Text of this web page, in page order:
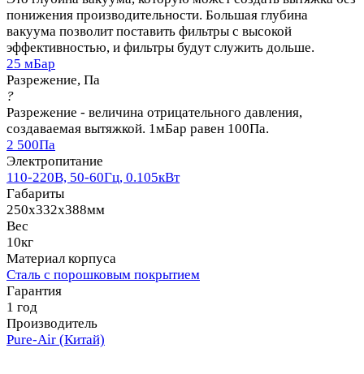
понижения производительности. Большая глубина
вакуума позволит поставить фильтры с высокой
эффективностью, и фильтры будут служить дольше.
25 мБар
Разрежение, Па
?
Разрежение - величина отрицательного давления,
создаваемая вытяжкой. 1мБар равен 100Па.
2 500Па
Электропитание
110-220В, 50-60Гц, 0.105кВт
Габариты
250x332x388мм
Вес
10кг
Материал корпуса
Сталь с порошковым покрытием
Гарантия
1 год
Производитель
Pure-Air (Китай)